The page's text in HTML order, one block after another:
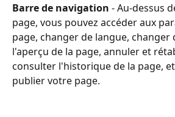
Barre de navigation - Au-dessus
page, vous pouvez accéder aux
page, changer de langue, changer
l'aperçu de la page, annuler et
consulter l'historique de la page,
publier votre page.